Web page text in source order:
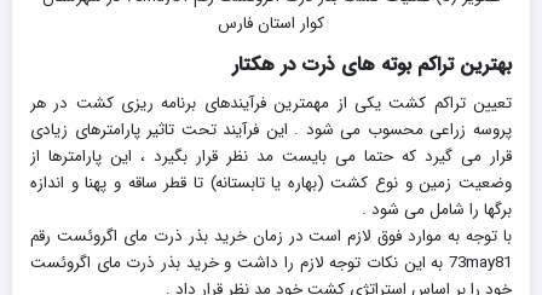
کوار استان فارس
بهترین تراکم بوته های ذرت در هکتار
تعیین تراکم کشت یکی از مهمترین فرآیندهای برنامه ریزی کشت در هر
پروسه زراعی محسوب می شود . این فرآیند تحت تاثیر پارامترهای زیادی
قرار می گیرد که حتما می بایست مد نظر قرار بگیرد ، این پارامترها از
وضعیت زمین و نوع کشت (بهاره یا تابستانه) تا قطر ساقه و پهنا و اندازه
برگها را شامل می شود .
با توجه به موارد فوق لازم است در زمان خرید بذر ذرت مای اگروئست رقم
73may81 به این نکات توجه لازم را داشت و خرید بذر ذرت مای اگروئست
خود را بر اساس استراتژی کشت خود مد نظر قرار داد .